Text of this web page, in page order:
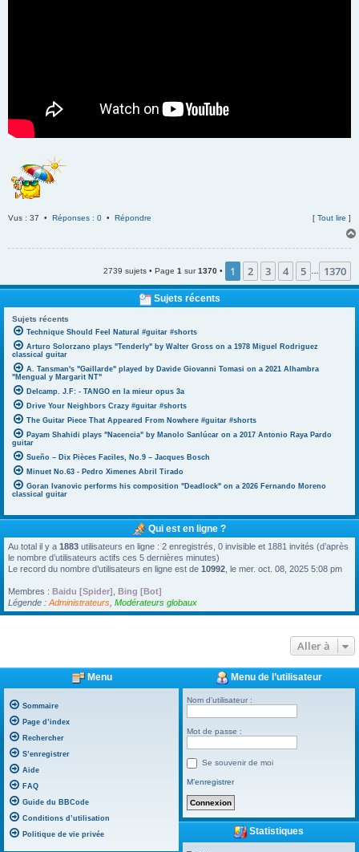
Vus : 37 • Réponses : 0 • Répondre [ Tout lire ]
2739 sujets • Page 1 sur1370 • 1 2 3 4 5 1370
Sujets récents
Sujets récents
Technique Should Feel Natural #guitar #shorts
Arturo Solorzano plays "Tenderly" by Walter Gross on a 1978 Miguel Rodriguez
classical guitar
A. Tansman's "Gaillarde" played by Davide Giovanni Tomasi on a 2021 Alhambra
"Mengual y Margarit NT"
Delcamp. J.F: - TANGO en la mieur opus 3a
Drive Your Neighbors Crazy #guitar #shorts
The Guitar Piece That Appeared From Nowhere #guitar #shorts
Payam Shahidi plays "Nacencia" by Manolo Sanlúcar on a 2017 Antonio Raya Pardo
guitar
Sueño – Dix Pièces Faciles, No.9 – Jacques Bosch
Minuet No.63 - Pedro Ximenes Abril Tirado
Goran Ivanovic performs his composition "Deadlock" on a 2026 Fernando Moreno
classical guitar
Qui est en ligne ?
Au total il y a 1883 utilisateurs en ligne : 2 enregistrés, 0 invisible et 1881 invités (d’après
le nombre d’utilisateurs actifs ces 5 dernières minutes)
Le record du nombre d’utilisateurs en ligne est de 10992 , le mer. oct. 08, 2025 5:08 pm
Membres : Baidu [Spider] Bing [Bot]
Légende : Administrateurs Modérateurs globaux
Aller à
Menu
Sommaire
Page d’index
Rechercher
S’enregistrer
Aide
FAQ
Guide du BBCode
Conditions d’utilisation
Politique de vie privée
Menu de l’utilisateur
Nom d’utilisateur :
Mot de passe :
Se souvenir de moi
M’enregistrer
Statistiques